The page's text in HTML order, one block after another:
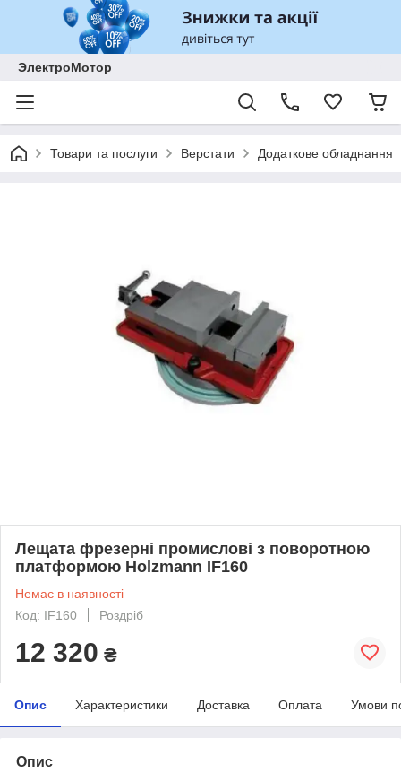
ЭлектроМотор
Товари та послуги Верстати Додаткове обладнання
Лещата фрезерні промислові з поворотною
платформою Holzmann IF160
Немає в наявності
Код: IF160
Роздріб
12 320 ₴
Опис Характеристики Доставка Оплата Умови
Опис